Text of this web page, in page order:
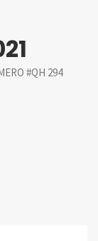
#QH 294